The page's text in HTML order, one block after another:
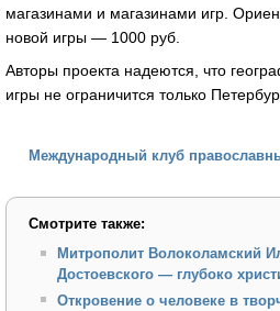
магазинами и магазинами игр.
новой игры — 1000 руб.
Авторы проекта надеются, что
игры не ограничится только
Международный клуб
Смотрите также:
Митрополит Волоколамский
Достоевского — глубоко
Откровение о человеке в